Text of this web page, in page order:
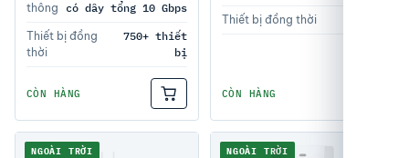
thông
có dây tổng 10 Gbps
Thiết bị đồng
thời
750+ thiết
bị
CÒN HÀNG
Thiết bị đồng thời
CÒN HÀNG
NGOÀI TRỜI NGOÀI TRỜI